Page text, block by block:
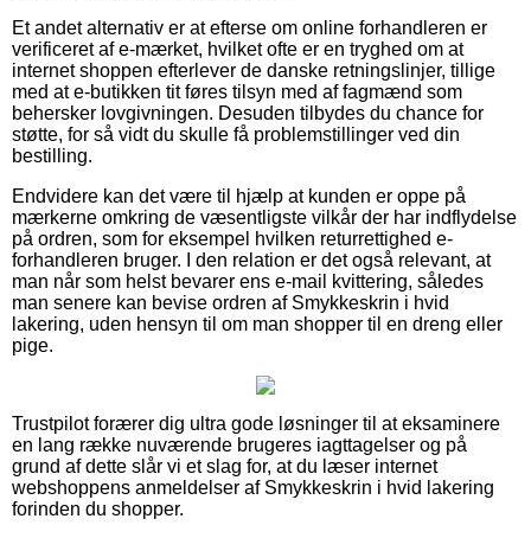
Et andet alternativ er at efterse om online forhandleren er
verificeret af e-mærket, hvilket ofte er en tryghed om at
internet shoppen efterlever de danske retningslinjer, tillige
med at e-butikken tit føres tilsyn med af fagmænd som
behersker lovgivningen. Desuden tilbydes du chance for
støtte, for så vidt du skulle få problemstillinger ved din
bestilling.
Endvidere kan det være til hjælp at kunden er oppe på
mærkerne omkring de væsentligste vilkår der har indflydelse
på ordren, som for eksempel hvilken returrettighed e-
forhandleren bruger. I den relation er det også relevant, at
man når som helst bevarer ens e-mail kvittering, således
man senere kan bevise ordren af Smykkeskrin i hvid
lakering, uden hensyn til om man shopper til en dreng eller
pige.
Trustpilot forærer dig ultra gode løsninger til at eksaminere
en lang række nuværende brugeres iagttagelser og på
grund af dette slår vi et slag for, at du læser internet
webshoppens anmeldelser af Smykkeskrin i hvid lakering
forinden du shopper.